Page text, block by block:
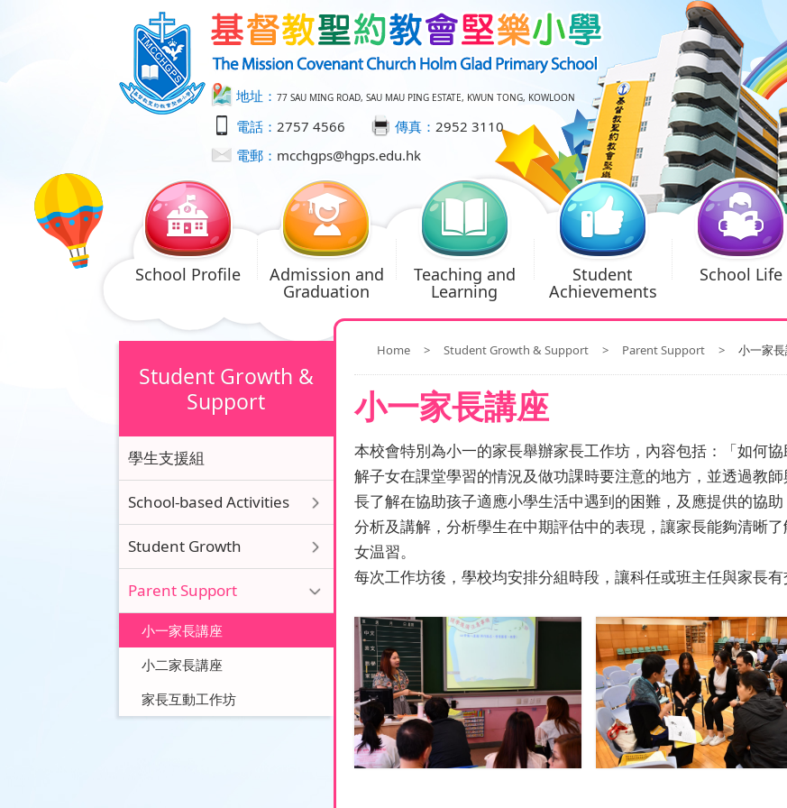
地址： 77 SAU MING ROAD, SAU MAU PING ESTATE, KWUN TONG, KOWLOON
電話： 2757 4566 傳真： 2952 3110
電郵： mcchgps@hgps.edu.hk
School Profile Admission and
Graduation
Teaching and
Learning
Student
Achievements
School Life
Home > Student Growth & Support > Parent Support > 小一家
小一家長講座
本校會特別為小一的家長舉辦家長工作坊，內容包括：「如何
解子女在課堂學習的情況及做功課時要注意的地方，並透過教
長了解在協助孩子適應小學生活中遇到的困難，及應提供的協
分析及講解，分析學生在中期評估中的表現，讓家長能夠清晰
女温習。
每次工作坊後，學校均安排分組時段，讓科任或班主任與家長有
Student Growth &
Support
學生支援組
School-based Activities
Student Growth
Parent Support
小一家長講座
小二家長講座
家長互動工作坊